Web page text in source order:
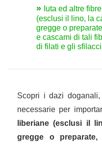
Iuta ed altre
(esclusi il lino, la
gregge o
e cascami di tali
di filati e gli
Scopri i dazi
necessarie per
liberiane (esclusi il
gregge o